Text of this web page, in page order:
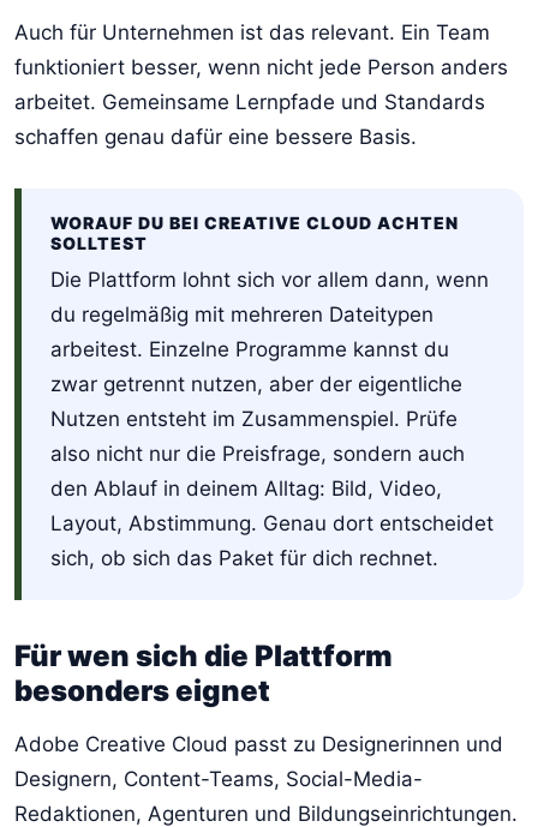
Auch für Unternehmen ist das relevant. Ein Team
funktioniert besser, wenn nicht jede Person anders
arbeitet. Gemeinsame Lernpfade und Standards
schaffen genau dafür eine bessere Basis.
WORAUF DU BEI CREATIVE CLOUD ACHTEN
SOLLTEST
Die Plattform lohnt sich vor allem dann, wenn
du regelmäßig mit mehreren Dateitypen
arbeitest. Einzelne Programme kannst du
zwar getrennt nutzen, aber der eigentliche
Nutzen entsteht im Zusammenspiel. Prüfe
also nicht nur die Preisfrage, sondern auch
den Ablauf in deinem Alltag: Bild, Video,
Layout, Abstimmung. Genau dort entscheidet
sich, ob sich das Paket für dich rechnet.
Für wen sich die Plattform
besonders eignet
Adobe Creative Cloud passt zu Designerinnen und
Designern, Content-Teams, Social-Media-
Redaktionen, Agenturen und Bildungseinrichtungen.